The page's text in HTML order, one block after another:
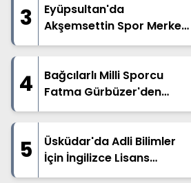
3
Eyüpsultan'da
Akşemsettin Spor Merkezi
Hizmete Açılıyor
4
Bağcılarlı Milli Sporcu
Fatma Gürbüzer'den
Dünya Üçüncülüğü
5
Üsküdar'da Adli Bilimler
İçin İngilizce Lisans
Dönemi